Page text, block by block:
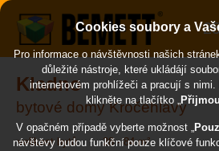
Kladno
bytové domy Kročehlavy
velikost bytů
28 - 84 m²
Cookies soubory a
Pro informace o návštěvnosti našich
důležité nástroje, které ukládájí
internetovém prohlížeči a pracují s
klikněte na tlačítko „
V opačném případě vyberte možnost „
návštěvy budou funkční pouze klíčové